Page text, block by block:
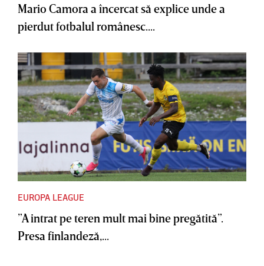
Mario Camora a încercat să explice unde a
pierdut fotbalul românesc....
EUROPA LEAGUE
”A intrat pe teren mult mai bine pregătită”.
Presa finlandeză,...